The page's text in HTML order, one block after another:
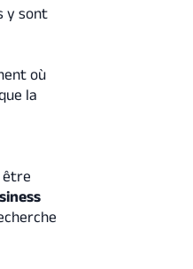
y sont
où
la
être